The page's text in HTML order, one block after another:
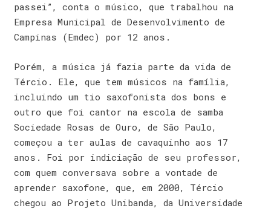
passei”, conta o músico, que trabalhou na
Empresa Municipal de Desenvolvimento de
Campinas (Emdec) por 12 anos.
Porém, a música já fazia parte da vida de
Tércio. Ele, que tem músicos na família,
incluindo um tio saxofonista dos bons e
outro que foi cantor na escola de samba
Sociedade Rosas de Ouro, de São Paulo,
começou a ter aulas de cavaquinho aos 17
anos. Foi por indiciação de seu professor,
com quem conversava sobre a vontade de
aprender saxofone, que, em 2000, Tércio
chegou ao Projeto Unibanda, da Universidade